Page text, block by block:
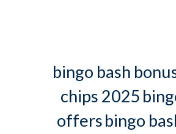
bingo bash
chips 2025
offersbingo